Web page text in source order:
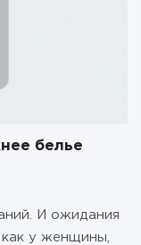
белье
И ожидания
у женщины,